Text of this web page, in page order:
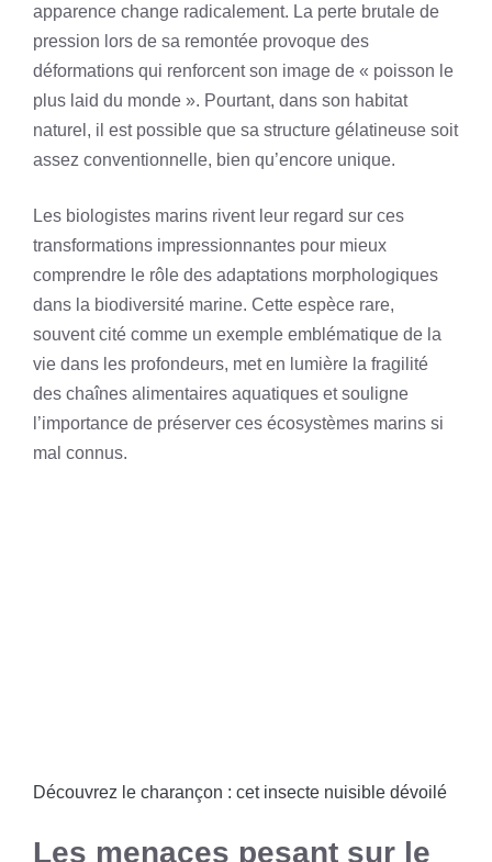
apparence change radicalement. La perte brutale de
pression lors de sa remontée provoque des
déformations qui renforcent son image de « poisson le
plus laid du monde ». Pourtant, dans son habitat
naturel, il est possible que sa structure gélatineuse soit
assez conventionnelle, bien qu’encore unique.
Les biologistes marins rivent leur regard sur ces
transformations impressionnantes pour mieux
comprendre le rôle des adaptations morphologiques
dans la biodiversité marine. Cette espèce rare,
souvent cité comme un exemple emblématique de la
vie dans les profondeurs, met en lumière la fragilité
des chaînes alimentaires aquatiques et souligne
l’importance de préserver ces écosystèmes marins si
mal connus.
Découvrez le charançon : cet insecte nuisible dévoilé
Les menaces pesant sur le